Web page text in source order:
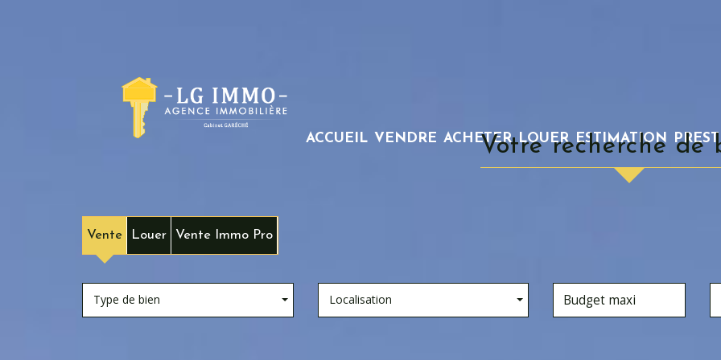
ACCUEIL VENDRE ACHETER LOUER ESTIMATION
votre recherche de
Vente Louer Vente Immo Pro
Type de bien Localisation